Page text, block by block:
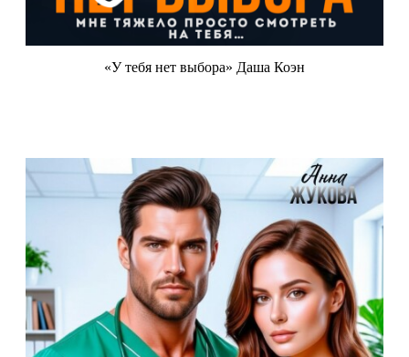
«У тебя нет выбора» Даша Коэн